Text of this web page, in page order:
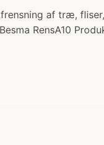
af træ,
RensA10